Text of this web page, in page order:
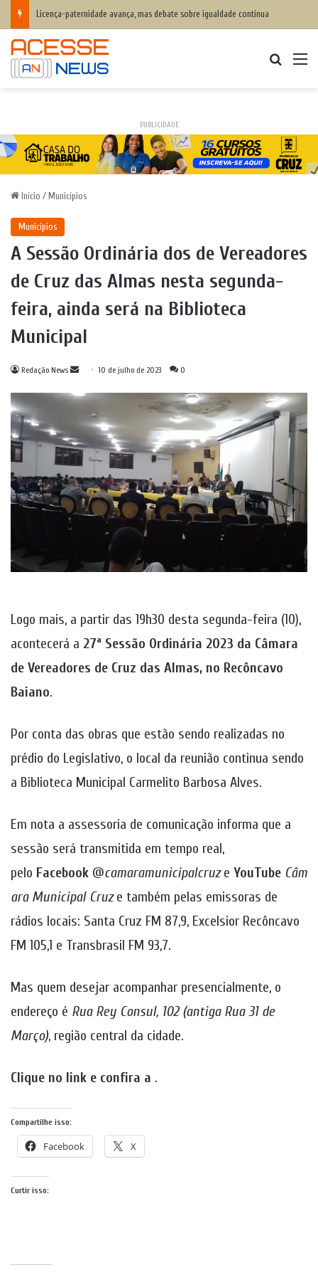
Licença-paternidade avança, mas debate sobre igualdade continua
PUBLICIDADE
Início / Municípios
Municípios
A Sessão Ordinária dos de Vereadores
de Cruz das Almas nesta segunda-
feira, ainda será na Biblioteca
Municipal
Redação News
Mande
e-
mail
10 de julho de 2023 0
Logo mais, a partir das 19h30 desta segunda-feira (10),
acontecerá a 27ª Sessão Ordinária 2023 da Câmara
de Vereadores de Cruz das Almas, no Recôncavo
Baiano.
Por conta das obras que estão sendo realizadas no
prédio do Legislativo, o local da reunião continua sendo
a Biblioteca Municipal Carmelito Barbosa Alves.
Em nota a assessoria de comunicação informa que a
sessão será transmitida em tempo real,
pelo Facebook @camaramunicipalcruze YouTube Câm
ara Municipal Cruze também pelas emissoras de
rádios locais: Santa Cruz FM 87,9, Excelsior Recôncavo
FM 105,1 e Transbrasil FM 93,7.
Mas quem desejar acompanhar presencialmente, o
endereço é Rua Rey Consul, 102 (antiga Rua 31 de
Março), região central da cidade.
Clique no link e confira a .
Compartilhe isso:
Facebook X
Curtir isso: